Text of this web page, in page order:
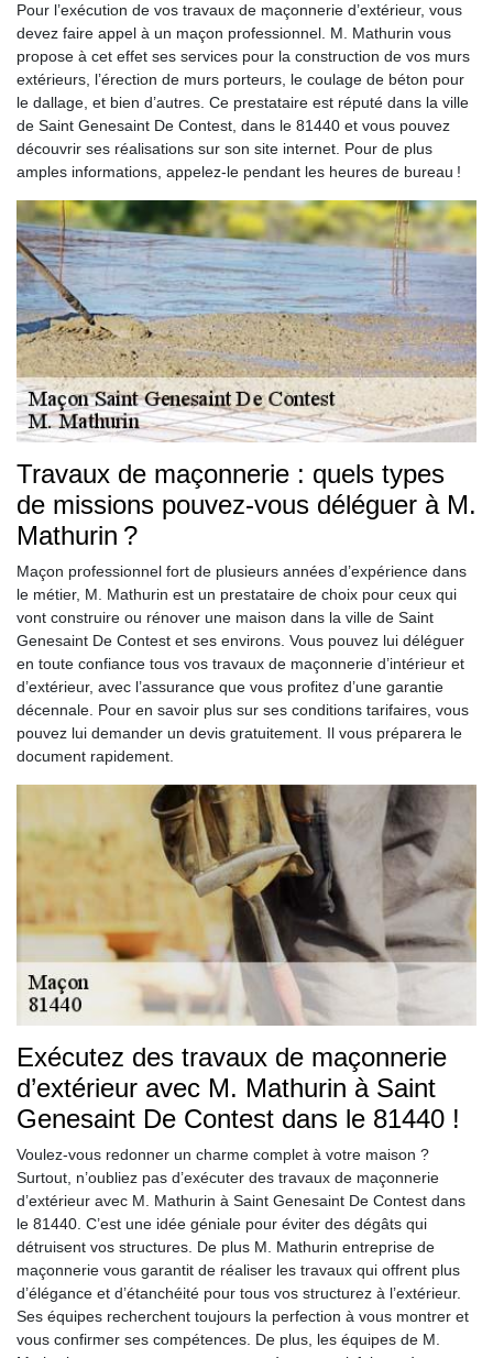
Pour l’exécution de vos travaux de maçonnerie d’extérieur, vous
devez faire appel à un maçon professionnel. M. Mathurin vous
propose à cet effet ses services pour la construction de vos murs
extérieurs, l’érection de murs porteurs, le coulage de béton pour
le dallage, et bien d’autres. Ce prestataire est réputé dans la ville
de Saint Genesaint De Contest, dans le 81440 et vous pouvez
découvrir ses réalisations sur son site internet. Pour de plus
amples informations, appelez-le pendant les heures de bureau !
Travaux de maçonnerie : quels types
de missions pouvez-vous déléguer à M.
Mathurin ?
Maçon professionnel fort de plusieurs années d’expérience dans
le métier, M. Mathurin est un prestataire de choix pour ceux qui
vont construire ou rénover une maison dans la ville de Saint
Genesaint De Contest et ses environs. Vous pouvez lui déléguer
en toute confiance tous vos travaux de maçonnerie d’intérieur et
d’extérieur, avec l’assurance que vous profitez d’une garantie
décennale. Pour en savoir plus sur ses conditions tarifaires, vous
pouvez lui demander un devis gratuitement. Il vous préparera le
document rapidement.
Exécutez des travaux de maçonnerie
d’extérieur avec M. Mathurin à Saint
Genesaint De Contest dans le 81440 !
Voulez-vous redonner un charme complet à votre maison ?
Surtout, n’oubliez pas d’exécuter des travaux de maçonnerie
d’extérieur avec M. Mathurin à Saint Genesaint De Contest dans
le 81440. C’est une idée géniale pour éviter des dégâts qui
détruisent vos structures. De plus M. Mathurin entreprise de
maçonnerie vous garantit de réaliser les travaux qui offrent plus
d’élégance et d’étanchéité pour tous vos structurez à l’extérieur.
Ses équipes recherchent toujours la perfection à vous montrer et
vous confirmer ses compétences. De plus, les équipes de M.